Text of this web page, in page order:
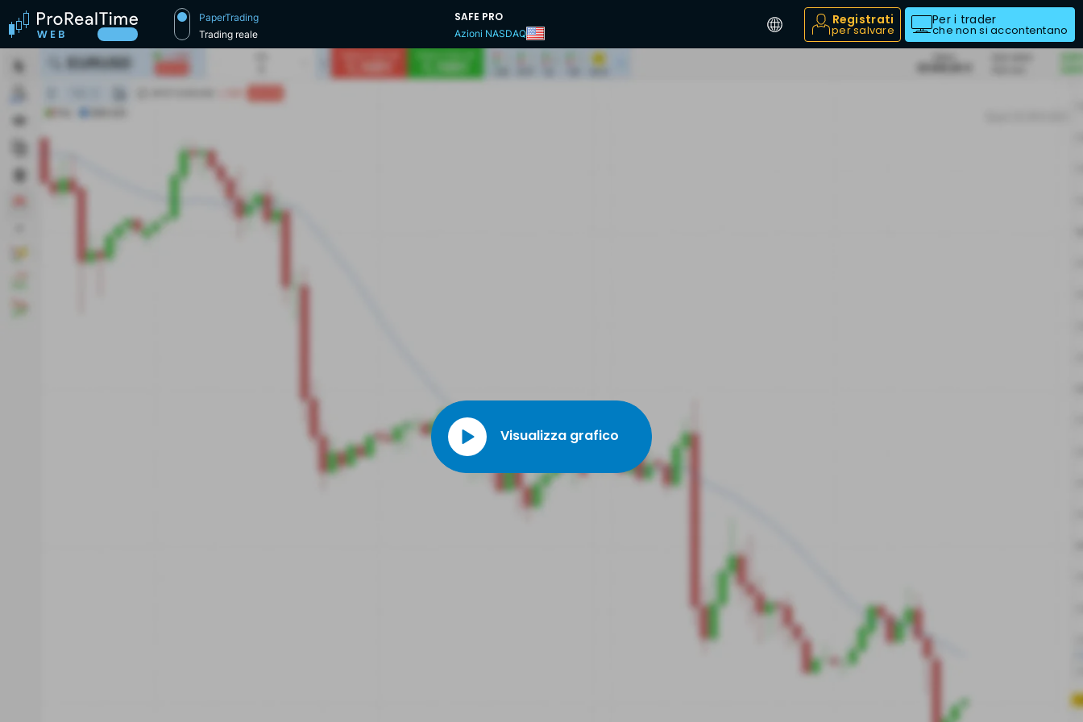
PaperTrading
Trading reale
SAFE PRO
Azioni NASDAQ
Registrati
per salvare
Per i trader
che non si accontentano
Visualizza grafico